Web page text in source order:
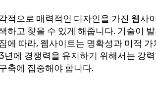
적으로 매력적인 디자인을 가진 웹사
하고 찾을 수 있게 해줍니다. 기술이
에 따라, 웹사이트는 명확성과 미적
년에 경쟁력을 유지하기 위해서는 강
축에 집중해야 합니다.